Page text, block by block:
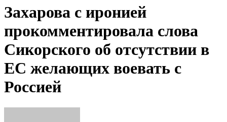
Захарова с иронией
прокомментировала слова
Сикорского об отсутствии в
ЕС желающих воевать с
Россией